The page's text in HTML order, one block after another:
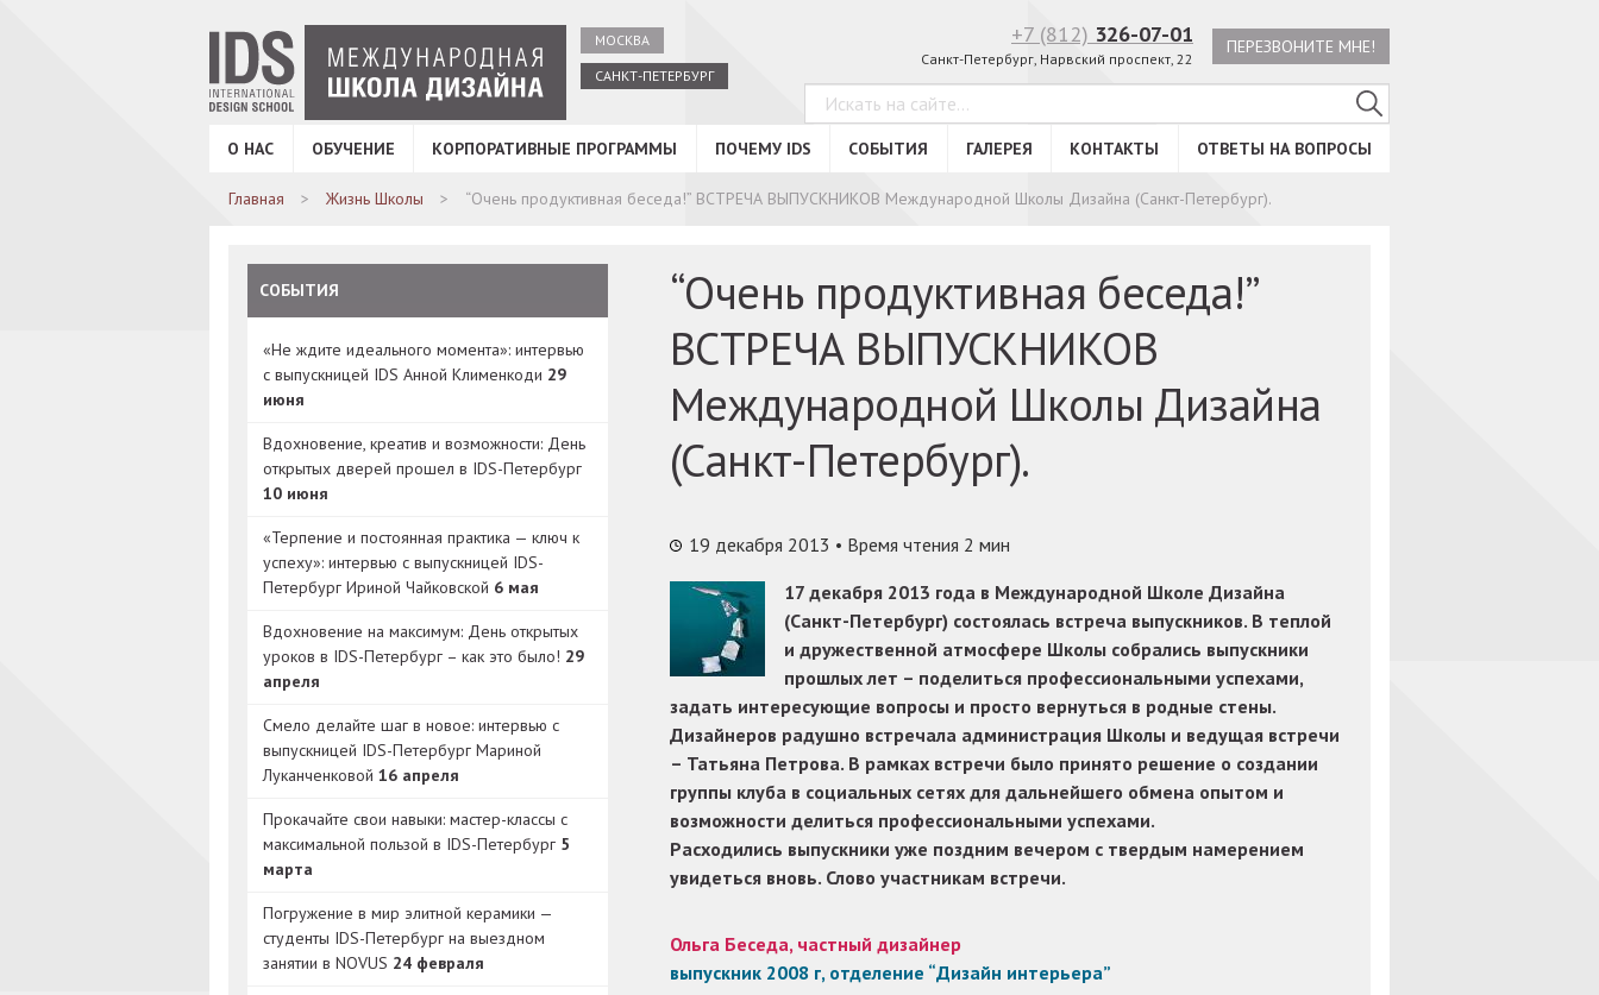
МОСКВА
САНКТ-ПЕТЕРБУРГ
+7 (812) 326-07-01
Санкт-Петербург, Нарвский проспект, 22
ПЕРЕЗВОНИТЕ МНЕ!
О НАС ОБУЧЕНИЕ КОРПОРАТИВНЫЕ ПРОГРАММЫ ПОЧЕМУ IDS СОБЫТИЯ ГАЛЕРЕЯ КОНТАКТЫ ОТВЕТЫ НА ВОПРОСЫ
Главная Жизнь Школы “Очень продуктивная беседа!” ВСТРЕЧА ВЫПУСКНИКОВ Международной Школы Дизайна (Санкт-Петербург).
СОБЫТИЯ
«Не ждите идеального момента»: интервью
с выпускницей IDS Анной Клименкоди 29
июня
Вдохновение, креатив и возможности: День
открытых дверей прошел в IDS-Петербург
10 июня
«Терпение и постоянная практика — ключ к
успеху»: интервью с выпускницей IDS-
Петербург Ириной Чайковской 6 мая
Вдохновение на максимум: День открытых
уроков в IDS-Петербург – как это было! 29
апреля
Смело делайте шаг в новое: интервью с
выпускницей IDS-Петербург Мариной
Луканченковой 16 апреля
Прокачайте свои навыки: мастер-классы с
максимальной пользой в IDS-Петербург 5
марта
Погружение в мир элитной керамики —
студенты IDS-Петербург на выездном
занятии в NOVUS 24 февраля
“Очень продуктивная беседа!”
ВСТРЕЧА ВЫПУСКНИКОВ
Международной Школы Дизайна
(Санкт-Петербург).
19 декабря 2013 • Время чтения 2 мин
17 декабря 2013 года в Международной Школе Дизайна
(Санкт-Петербург) состоялась встреча выпускников. В теплой
и дружественной атмосфере Школы собрались выпускники
прошлых лет – поделиться профессиональными успехами,
задать интересующие вопросы и просто вернуться в родные стены.
Дизайнеров радушно встречала администрация Школы и ведущая встречи
– Татьяна Петрова. В рамках встречи было принято решение о создании
группы клуба в социальных сетях для дальнейшего обмена опытом и
возможности делиться профессиональными успехами.
Расходились выпускники уже поздним вечером с твердым намерением
увидеться вновь. Слово участникам встречи.
Ольга Беседа, частный дизайнер
выпускник 2008 г, отделение “Дизайн интерьера”